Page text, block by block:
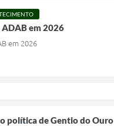
em 2026
em 2026
política de Gentio do Ouro